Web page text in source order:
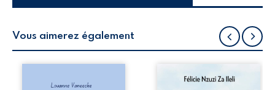
Vous aimerez également
la rue donne la
Auberge de la